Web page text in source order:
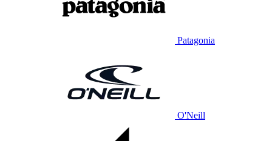
Patagonia
O'Neill